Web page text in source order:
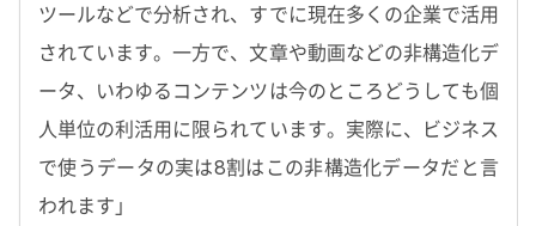
ツールなどで分析され、すでに現在多くの企業で活用
されています。一方で、文章や動画などの非構造化デ
ータ、いわゆるコンテンツは今のところどうしても個
人単位の利活用に限られています。実際に、ビジネス
で使うデータの実は8割はこの非構造化データだと言
われます」